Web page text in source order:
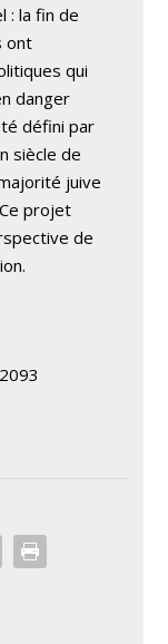
: la fin de
ont
qui
danger
défini par
siècle de
juive
projet
de